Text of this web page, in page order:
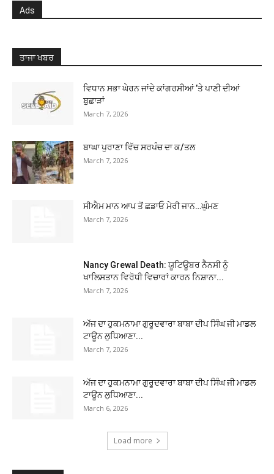
Ads
ਤਾਜਾ ਖਬਰ
ਵਿਧਾਨ ਸਭਾ ਘੇਰਨ ਜਾਂਦੇ ਕਾਂਗਰਸੀਆਂ ’ਤੇ ਪਾਣੀ ਦੀਆਂ
ਬੁਛਾੜਾਂ
March 7, 2026
ਬਾਘਾ ਪੁਰਾਣਾ ਵਿੱਚ ਸਰਪੰਚ ਦਾ ਕ/ਤਲ
March 7, 2026
ਸੀਐਮ ਮਾਨ ਆਪ ਤੋਂ ਛਡਾਓ ਮੇਰੀ ਜਾਨ…ਘੁੰਮਣ
March 7, 2026
Nancy Grewal Death: ਯੂਟਿਊਬਰ ਨੈਨਸੀ ਨੂੰ
ਖਾਲਿਸਤਾਨ ਵਿਰੋਧੀ ਵਿਚਾਰਾਂ ਕਾਰਨ ਨਿਸ਼ਾਨਾ...
March 7, 2026
ਅੱਜ ਦਾ ਹੁਕਮਨਾਮਾ ਗੁਰੂਦਵਾਰਾ ਬਾਬਾ ਦੀਪ ਸਿੰਘ ਜੀ ਮਾਡਲ
ਟਾਊਨ ਲੁਧਿਆਣਾ...
March 7, 2026
ਅੱਜ ਦਾ ਹੁਕਮਨਾਮਾ ਗੁਰੂਦਵਾਰਾ ਬਾਬਾ ਦੀਪ ਸਿੰਘ ਜੀ ਮਾਡਲ
ਟਾਊਨ ਲੁਧਿਆਣਾ...
March 6, 2026
Load more